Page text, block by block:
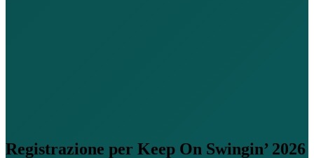
Registrazione per Keep On Swingin’ 2026